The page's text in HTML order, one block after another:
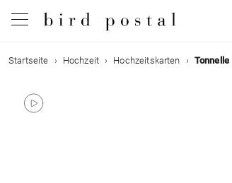
Hochzeit
Geburt
Startseite Hochzeit Hochzeitskarten Tonnelle